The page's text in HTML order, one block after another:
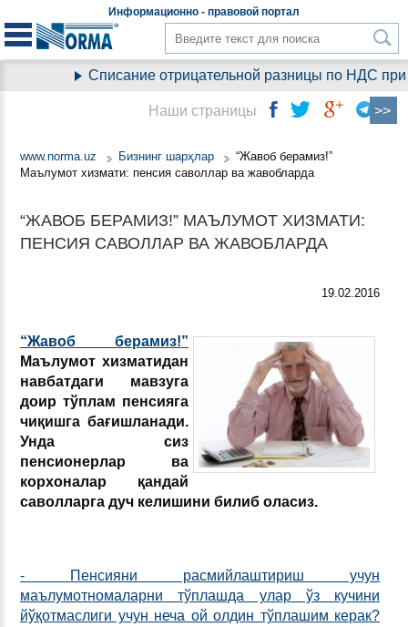
Информационно - правовой портал
Списание отрицательной разницы по НДС при
www.norma.uz Бизнинг шарҳлар
“Жавоб берамиз!”
Маълумот хизмати: пенсия саволлар ва жавобларда
“ЖАВОБ БЕРАМИЗ!” МАЪЛУМОТ ХИЗМАТИ:
ПЕНСИЯ САВОЛЛАР ВА ЖАВОБЛАРДА
19.02.2016
“Жавоб берамиз!”
Маълумот хизматидан
навбатдаги мавзуга
доир тўплам пенсияга
чиқишга бағишланади.
Унда сиз
пенсионерлар ва
корхоналар қандай
саволларга дуч келишини билиб оласиз.
- Пенсияни расмийлаштириш учун
маълумотномаларни тўплашда улар ўз кучини
йўқотмаслиги учун неча ой олдин тўплашим керак?
Наши страницы